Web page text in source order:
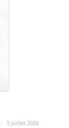
5 juillet 2026